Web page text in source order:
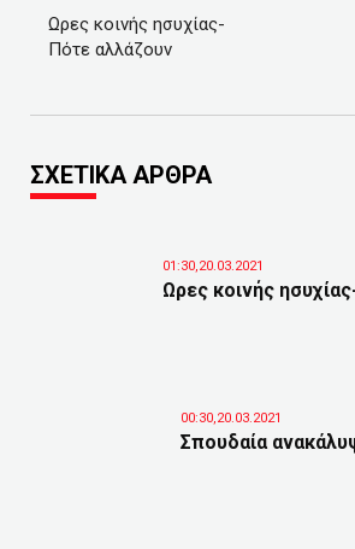
Ωρες κοινής ησυχίας-
Πότε αλλάζουν
ΣΧΕΤΙΚΑ ΑΡΘΡΑ
01:30,20.03.2021
Ωρες κοινής
00:30,20.03.2021
Σπουδαία